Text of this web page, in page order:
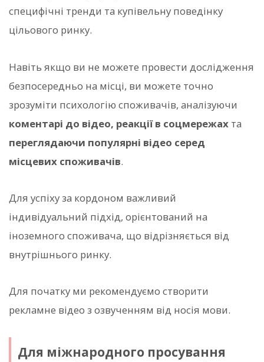
специфічні тренди та купівельну поведінку
цільового ринку.
Навіть якщо ви не можете провести дослідження
безпосередньо на місці, ви можете точно
зрозуміти психологію споживачів, аналізуючи
коментарі до відео, реакції в соцмережах та
переглядаючи популярні відео серед
місцевих споживачів.
Для успіху за кордоном важливий
індивідуальний підхід, орієнтований на
іноземного споживача, що відрізняється від
внутрішнього ринку.
Для початку ми рекомендуємо створити
рекламне відео з озвученням від носія мови.
Для міжнародного просування